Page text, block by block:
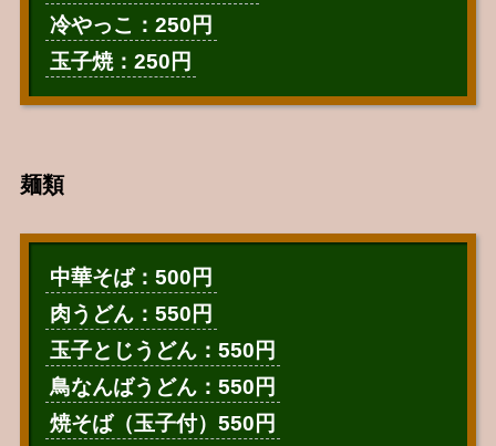
冷やっこ：250円
玉子焼：250円
麺類
中華そば：500円
肉うどん：550円
玉子とじうどん：550円
鳥なんばうどん：550円
焼そば（玉子付）550円